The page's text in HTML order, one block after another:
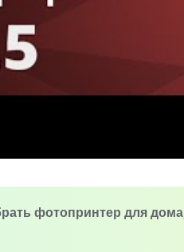
фотопринтер для